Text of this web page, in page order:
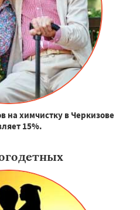
на химчистку в Черкизове
15%.